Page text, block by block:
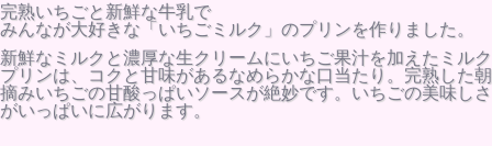
●特にご指定がない場合には、ご注文後3日以内に発送させ
ていただきます。
完熟いちごと新鮮な牛乳で
みんなが大好きな「いちごミルク」のプリンを作りました。
新鮮なミルクと濃厚な生クリームにいちご果汁を加えたミルク
プリンは、コクと甘味があるなめらかな口当たり。完熟した朝
摘みいちごの甘酸っぱいソースが絶妙です。いちごの美味しさ
がいっぱいに広がります。